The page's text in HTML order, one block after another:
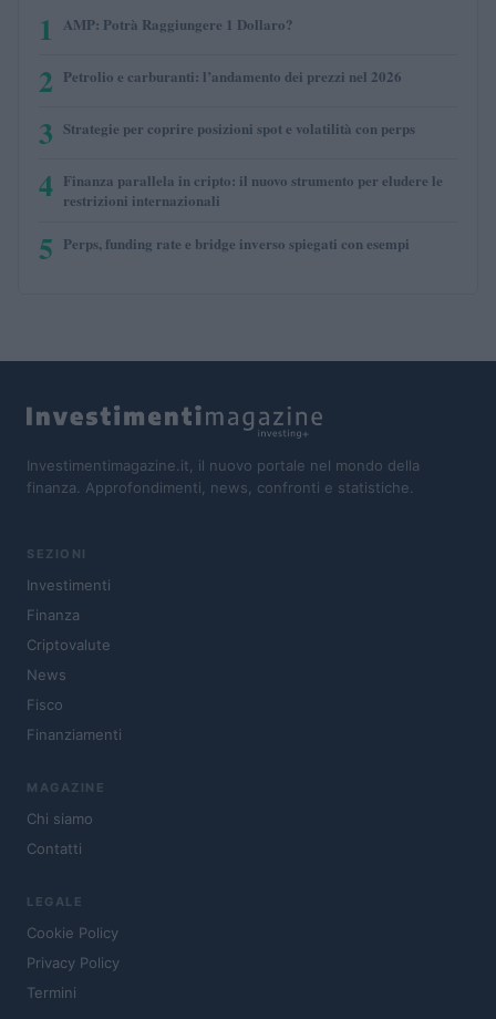
1 AMP: Potrà Raggiungere 1 Dollaro?
2 Petrolio e carburanti: l’andamento dei prezzi nel 2026
3 Strategie per coprire posizioni spot e volatilità con perps
4 Finanza parallela in cripto: il nuovo strumento per eludere le
restrizioni internazionali
5 Perps, funding rate e bridge inverso spiegati con esempi
Investimentimagazine.it, il nuovo portale nel mondo della
finanza. Approfondimenti, news, confronti e statistiche.
SEZIONI
Investimenti
Finanza
Criptovalute
News
Fisco
Finanziamenti
MAGAZINE
Chi siamo
Contatti
LEGALE
Cookie Policy
Privacy Policy
Termini